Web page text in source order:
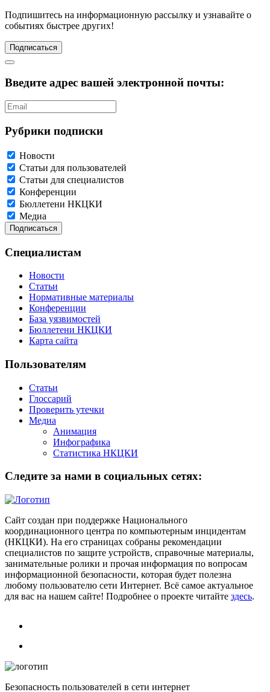
Подпишитесь на информационную рассылку и узнавайте о
событиях быстрее других!
Подписаться
Введите адрес вашей электронной почты:
Рубрики подписки
Новости
Статьи для пользователей
Статьи для специалистов
Конференции
Бюллетени НКЦКИ
Медиа
Специалистам
Новости
Статьи
Нормативные материалы
Конференции
База уязвимостей
Бюллетени НКЦКИ
Карта сайта
Пользователям
Статьи
Глоссарий
Проверить утечки
Медиа
Анимация
Инфографика
Статистика НКЦКИ
Следите за нами в социальных сетях:
Сайт создан при поддержке Национального
координационного центра по компьютерным инцидентам
(НКЦКИ). На его страницах собраны рекомендации
специалистов по защите устройств, справочные материалы,
занимательные ролики и прочая информация по вопросам
информационной безопасности, которая будет полезна
любому пользователю сети Интернет. Всё самое актуальное
для вас на нашем сайте! Подробнее о проекте читайте здесь.
Безопасность пользователей в сети интернет